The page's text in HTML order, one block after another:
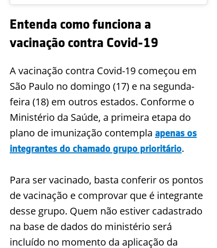
Entenda como funciona a
vacinação contra Covid-19
A vacinação contra Covid-19 começou em
São Paulo no domingo (17) e na segunda-
feira (18) em outros estados. Conforme o
Ministério da Saúde, a primeira etapa do
plano de imunização contempla apenas os
integrantes do chamado grupo prioritário.
Para ser vacinado, basta conferir os pontos
de vacinação e comprovar que é integrante
desse grupo. Quem não estiver cadastrado
na base de dados do ministério será
incluído no momento da aplicação da